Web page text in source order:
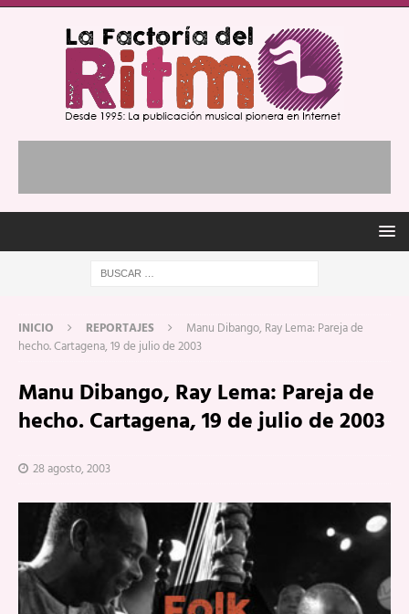
INICIO REPORTAJES
Manu Dibango, Ray Lema: Pareja de
hecho. Cartagena, 19 de julio de 2003
Manu Dibango, Ray Lema: Pareja de
hecho. Cartagena, 19 de julio de 2003
28 agosto, 2003